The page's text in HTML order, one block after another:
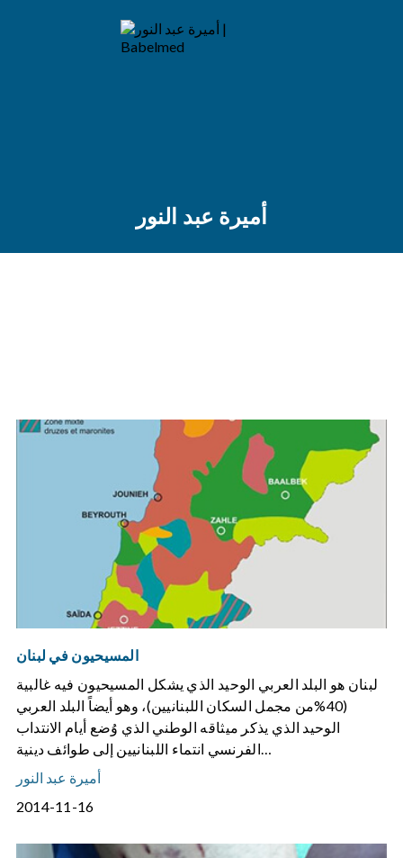
أميرة عبد النور
المسيحيون في لبنان
لبنان هو البلد العربي الوحيد الذي يشكل المسيحيون فيه غالبية
(40%من مجمل السكان اللبنانيين)، وهو أيضاً البلد العربي
الوحيد الذي يذكر ميثاقه الوطني الذي وُضع أيام الانتداب
الفرنسي انتماء اللبنانيين إلى طوائف دينية…
أميرة عبد النور
2014-11-16